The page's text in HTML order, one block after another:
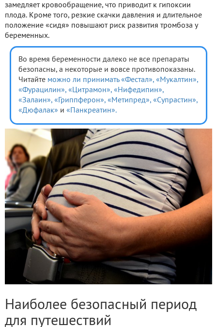
замедляет кровообращение, что приводит к гипоксии
плода. Кроме того, резкие скачки давления и длительное
положение «сидя» повышают риск развития тромбоза у
беременных.
Во время беременности далеко не все препараты
безопасны, а некоторые и вовсе противопоказаны.
Читайте можно ли принимать «Фестал», «Мукалтин»,
«Фурацилин», «Цитрамон», «Нифедипин»,
«Залаин», «Гриппферон», «Метипред», «Супрастин»,
«Дюфалак» и «Панкреатин».
Наиболее безопасный период
для путешествий